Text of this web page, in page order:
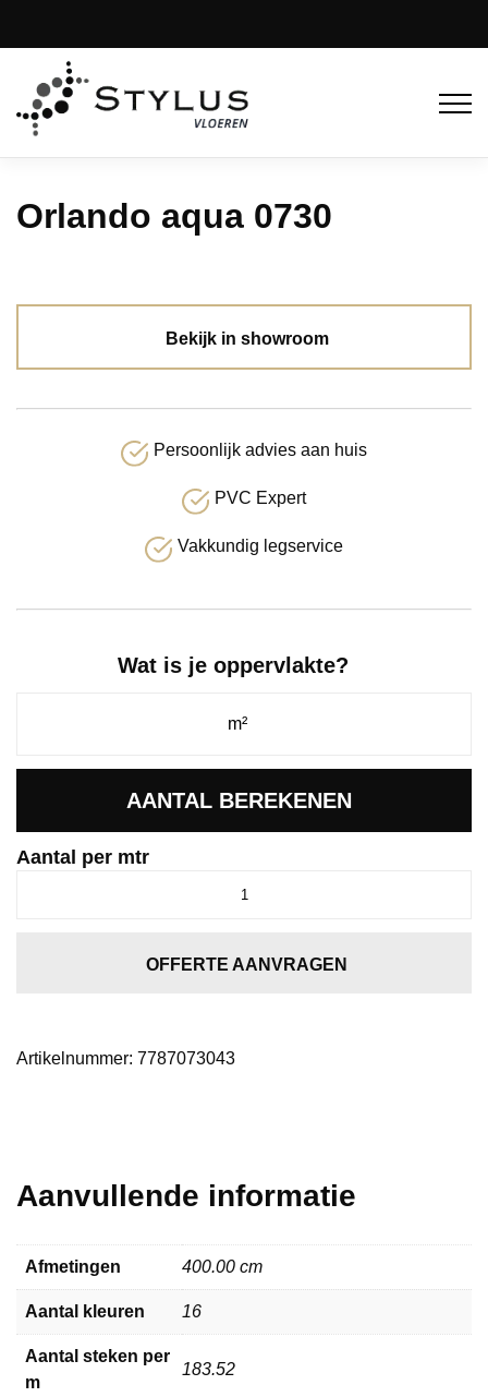
Orlando aqua 0730
Bekijk in showroom
Persoonlijk advies aan huis
PVC Expert
Vakkundig legservice
Wat is je oppervlakte?
AANTAL BEREKENEN
Aantal per mtr
OFFERTE AANVRAGEN
Artikelnummer: 7787073043
Aanvullende informatie
Afmetingen 400.00 cm
Aantal kleuren 16
Aantal steken per
m
183.52